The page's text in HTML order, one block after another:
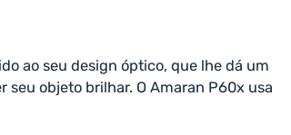
ao seu design óptico, que lhe dá um
objeto brilhar. O Amaran P60x usa